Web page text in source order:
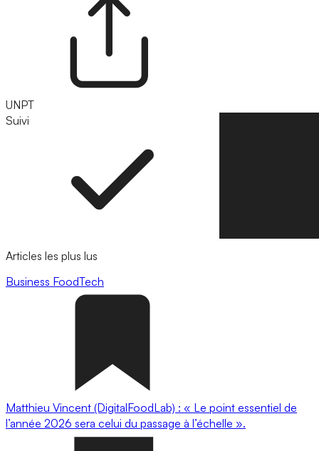
UNPT
Suivi
Articles les plus lus
Business FoodTech
Matthieu Vincent (DigitalFoodLab) : « Le point essentiel de
l’année 2026 sera celui du passage à l’échelle ».